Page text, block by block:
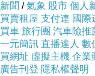
我挺不客氣的回她
我肯定全
新聞 /氣象 股市 個人
買賣租屋 支付連 國際
買車 旅行團 汽車險推
一元簡訊 直播達人 數
買網址 虛擬主機 企業
廣告刊登 隱私權聲明